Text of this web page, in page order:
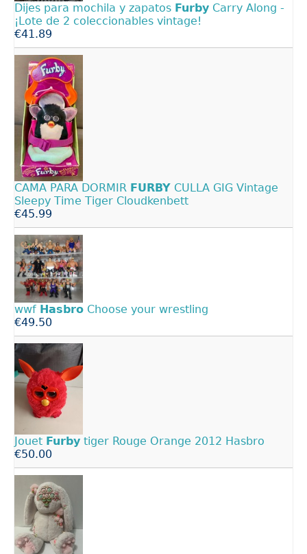
Dijes para mochila y zapatos Furby Carry Along -
¡Lote de 2 coleccionables vintage!
€41.89
CAMA PARA DORMIR FURBY CULLA GIG Vintage
Sleepy Time Tiger Cloudkenbett
€45.99
wwf Hasbro Choose your wrestling
€49.50
Jouet Furby tiger Rouge Orange 2012 Hasbro
€50.00